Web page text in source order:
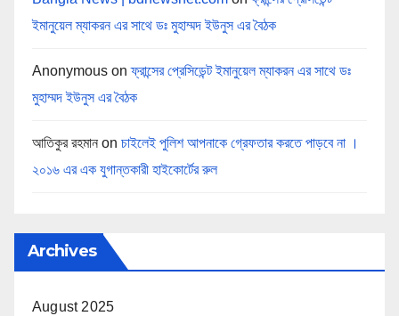
ইমানুয়েল ম্যাকরন এর সাথে ডঃ মুহাম্মদ ইউনুস এর বৈঠক
Anonymous onফ্রান্সের প্রেসিডেন্ট ইমানুয়েল ম্যাকরন এর সাথে ডঃ
মুহাম্মদ ইউনুস এর বৈঠক
আতিকুর রহমান on চাইলেই পুলিশ আপনাকে গ্রেফতার করতে পাড়বে না ।
২০১৬ এর এক যুগান্তকারী হাইকোর্টের রুল
Archives
August 2025